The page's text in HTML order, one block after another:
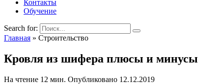
Контакты
Обучение
Search for:
Главная » Строительство
Кровля из шифера плюсы и минусы
На чтение 12 мин. Опубликовано 12.12.2019